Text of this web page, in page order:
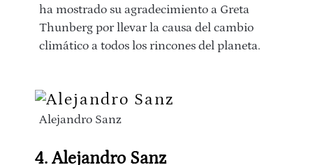
ha mostrado su agradecimiento a Greta
Thunberg por llevar la causa del cambio
climático a todos los rincones del planeta.
Alejandro Sanz
4. Alejandro Sanz